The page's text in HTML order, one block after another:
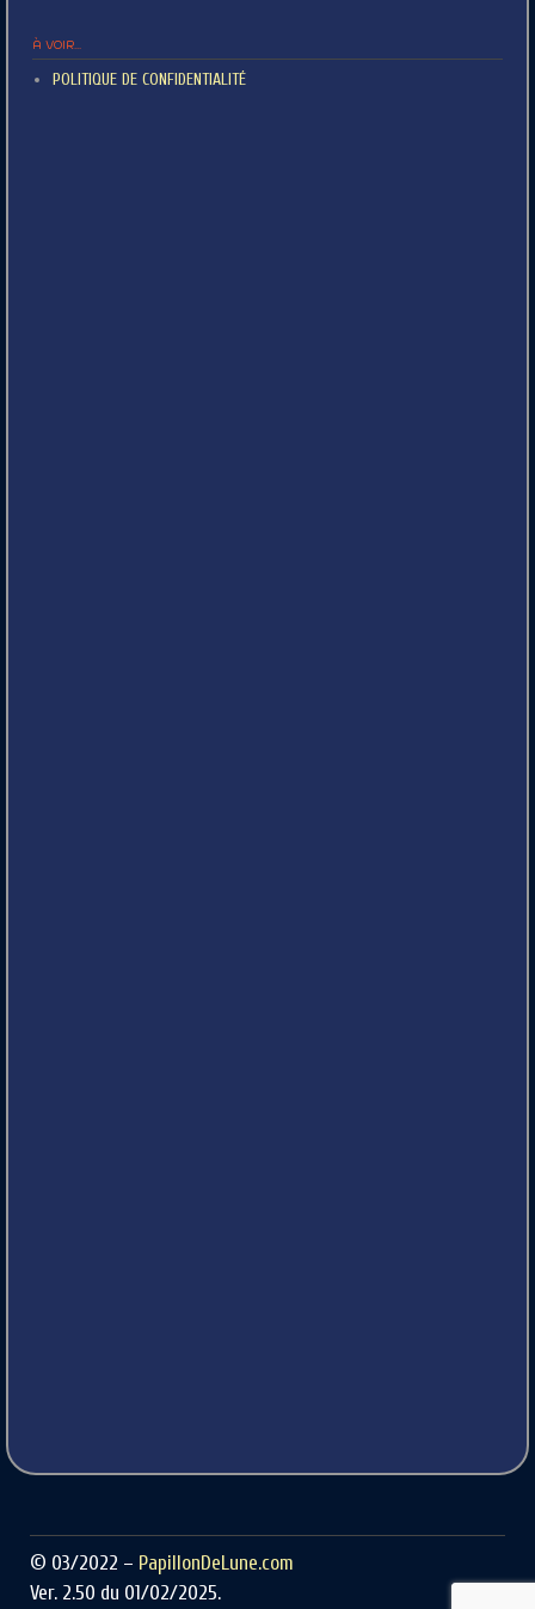
À VOIR...
POLITIQUE DE CONFIDENTIALITÉ
© 03/2022 – PapillonDeLune.com
Ver. 2.50 du 01/02/2025.